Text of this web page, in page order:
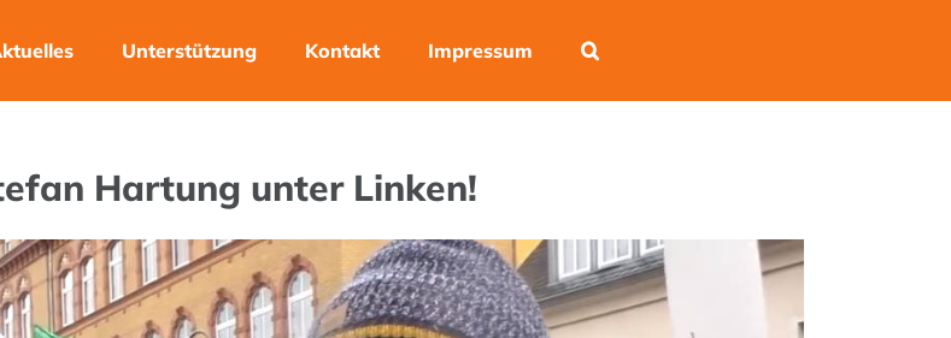
Unterstützung Kontakt Impressum
Hartung unter Linken!